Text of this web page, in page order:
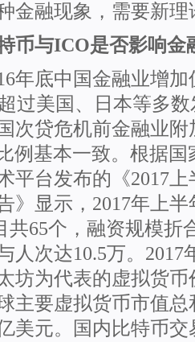
金融现象，需要新理
币与ICO是否影响金
年底中国金融业增加
过美国、日本等多
次贷危机前金融业
例基本一致。根据
平台发布的《2017
》显示，2017年上
共65个，融资规模折
人次达10.5万。2017
坊为代表的虚拟货
主要虚拟货币市值总
美元。国内比特币交